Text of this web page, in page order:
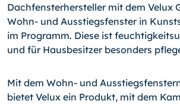
Dachfensterhersteller mit dem Velux
Wohn- und Ausstiegsfenster in
im Programm. Diese ist
und für Hausbesitzer besonders
Mit dem Wohn- und
bietet Velux ein Produkt, mit dem